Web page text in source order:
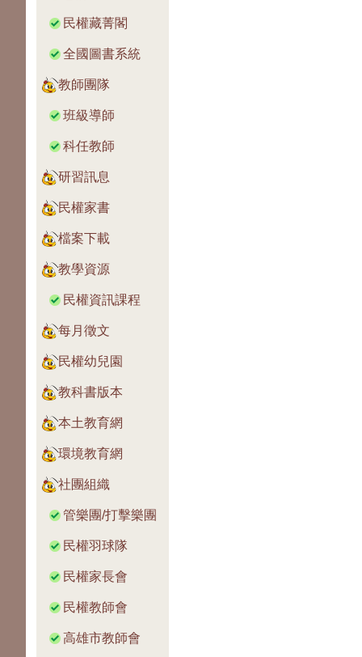
民權藏菁閣
全國圖書系統
教師團隊
班級導師
科任教師
研習訊息
民權家書
檔案下載
教學資源
民權資訊課程
每月徵文
民權幼兒園
教科書版本
本土教育網
環境教育網
社團組織
管樂團/打擊樂團
民權羽球隊
民權家長會
民權教師會
高雄市教師會